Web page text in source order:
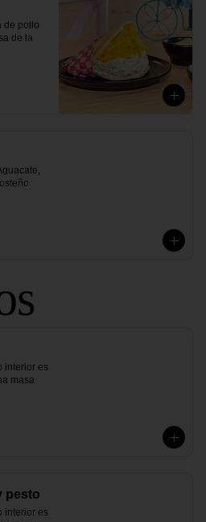
de pollo
de la
interior es
masa
pesto
interior es